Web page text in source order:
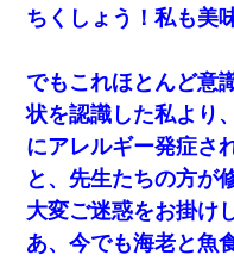
ちくしょう！私も美
でもこれほとんど意
状を認識した私より
にアレルギー発症さ
と、先生たちの方が
大変ご迷惑をお掛け
あ、今でも海老と魚